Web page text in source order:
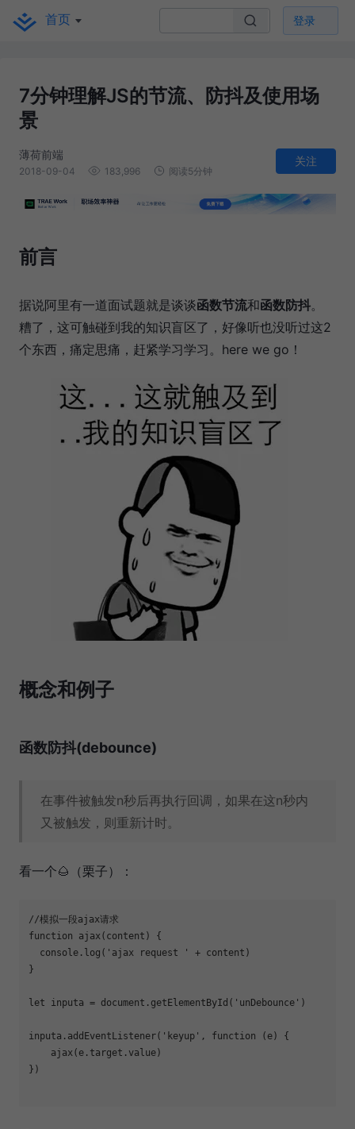
首页 登录
7分钟理解JS的节流、防抖及使用场
景
薄荷前端
2018-09-04 183,996 阅读5分钟
关注
前言
据说阿里有一道面试题就是谈谈函数节流和函数防抖。
糟了，这可触碰到我的知识盲区了，好像听也没听过这2
个东西，痛定思痛，赶紧学习学习。here we go！
概念和例子
函数防抖(debounce)
在事件被触发n秒后再执行回调，如果在这n秒内
又被触发，则重新计时。
看一个🌰（栗子）：
//模拟一段ajax请求
function
ajax( content ) {
console .log( 'ajax request '
+ content)
}
let inputa = document .getElementById( 'unDebounce' )
inputa.addEventListener( 'keyup' , function ( e ) {
    ajax(e.target.value)
})